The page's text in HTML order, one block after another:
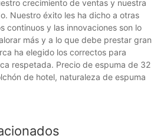
crecimiento de ventas y nuestra
Nuestro éxito les ha dicho a otras
continuos y las innovaciones son lo
más y a lo que debe prestar gran
ha elegido los correctos para
respetada. Precio de espuma de 32
de hotel, naturaleza de espuma